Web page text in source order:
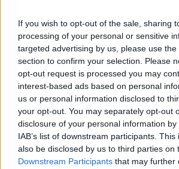
If you wish to opt-out of the sale, sharing
processing of your personal or sensitive
targeted advertising by us, please use
section to confirm your selection. Please
opt-out request is processed you may
interest-based ads based on personal
us or personal information disclosed to
your opt-out. You may separately opt-out
disclosure of your personal information
IAB’s list of downstream participants.
also be disclosed by us to third parties on
Downstream Participants that may further
fanno parte del nostro stesso
colpire noi stessi. E’ a questo punto che
caccia: “Noi non possiamo più tollerare
aggirino nei boschi per uccidere animali.
faremo una guerra senza quartiere, ci
popolare a metter fine a questa
Vittorio Feltri è nota, ma quando si tratta di
giornalista, autodefinitosi “gattolico
“che ama più dei figli”, sbotta: “io sono
bestia e le difendo tutte”. Nessuna
gli uomini che tormentano, per i fantini
“per i cacciatori che ammazzano gli